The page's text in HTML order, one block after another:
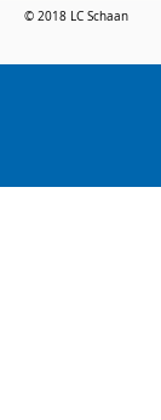
© 2018 LC Schaan